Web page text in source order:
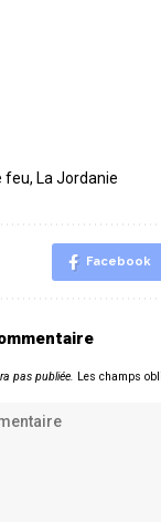
feu, La Jordanie
Facebook
pas publiée. Les champs